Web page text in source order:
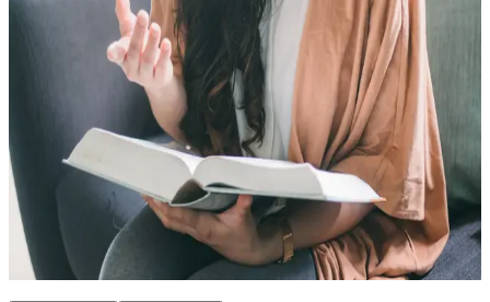
Программа профессиональной переподготовки направлена на
формирование у студентов системных знаний о механизмах
формирования и нарушений речевой деятельности, а также
комплексных представлений о нейропсихологических
методах профилактики и коррекции этих нарушений в
логопедической практике
324 часа
08.09.2027
75 000₽